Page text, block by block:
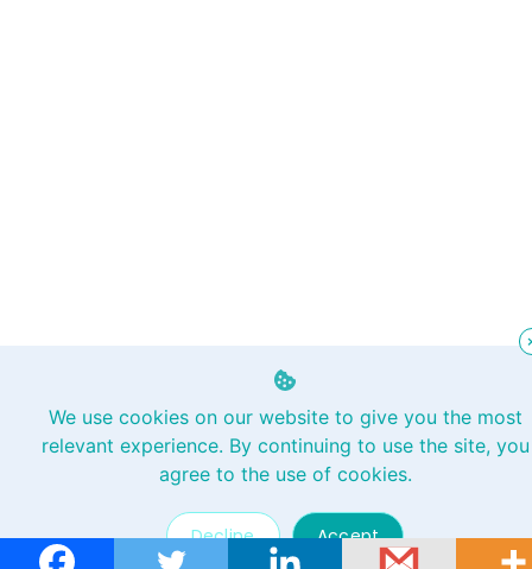
We use cookies on our website to give you the most
relevant experience. By continuing to use the site, you
agree to the use of cookies.
Decline Accept